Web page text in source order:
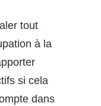
tout
à la
si cela
dans